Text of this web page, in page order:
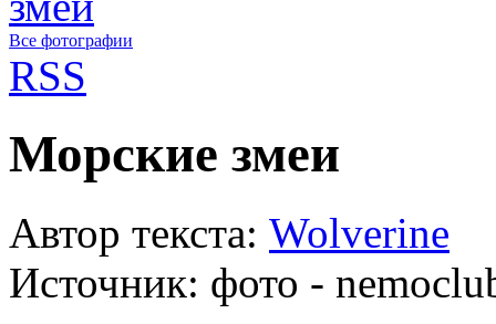
Все фотографии
RSS
Морские змеи
Автор текста: Wolverine
Источник: фото -